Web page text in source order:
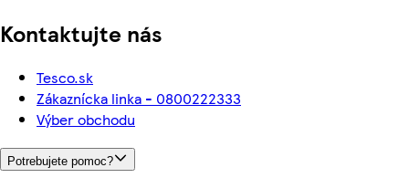
Kontaktujte nás
Tesco.sk
Zákaznícka linka - 0800222333
Výber obchodu
Potrebujete pomoc?